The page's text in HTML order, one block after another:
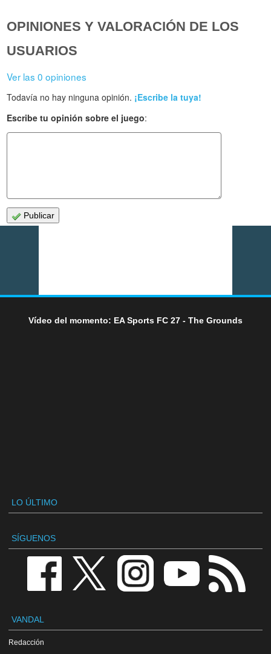
OPINIONES Y VALORACIÓN DE LOS
USUARIOS
Ver las 0 opiniones
Todavía no hay ninguna opinión. ¡Escribe la tuya!
Escribe tu opinión sobre el juego:
Publicar
Vídeo del momento: EA Sports FC 27 - The Grounds
LO ÚLTIMO
SÍGUENOS
VANDAL
Redacción